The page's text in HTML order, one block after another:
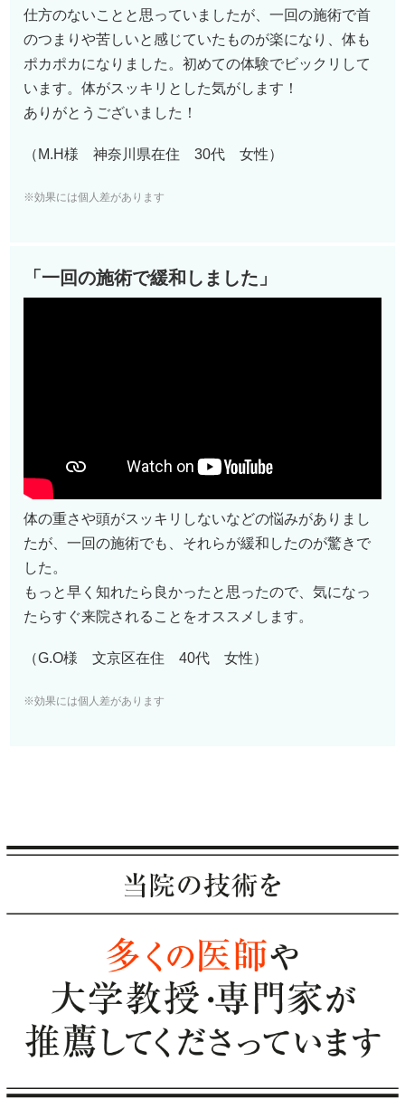
仕方のないことと思っていましたが、一回の施術で首
のつまりや苦しいと感じていたものが楽になり、体も
ポカポカになりました。初めての体験でビックリして
います。体がスッキリとした気がします！
ありがとうございました！
（M.H様 神奈川県在住 30代 女性）
※効果には個人差があります
「一回の施術で緩和しました」
体の重さや頭がスッキリしないなどの悩みがありまし
たが、一回の施術でも、それらが緩和したのが驚きで
した。
もっと早く知れたら良かったと思ったので、気になっ
たらすぐ来院されることをオススメします。
（G.O様 文京区在住 40代 女性）
※効果には個人差があります